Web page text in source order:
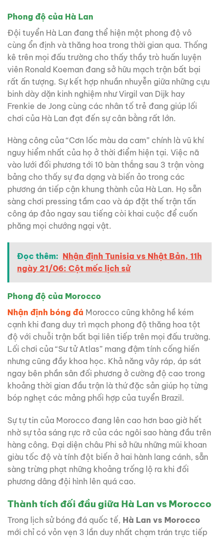
Phong độ của Hà Lan
Đội tuyển Hà Lan đang thể hiện một phong độ vô
cùng ổn định và thăng hoa trong thời gian qua. Thống
kê trên mọi đấu trường cho thấy thầy trò huấn luyện
viên Ronald Koeman đang sở hữu mạch trận bất bại
rất ấn tượng. Sự kết hợp nhuần nhuyễn giữa những cựu
binh dày dặn kinh nghiệm như Virgil van Dijk hay
Frenkie de Jong cùng các nhân tố trẻ đang giúp lối
chơi của Hà Lan đạt đến sự cân bằng rất lớn.
Hàng công của “Cơn lốc màu da cam” chính là vũ khí
nguy hiểm nhất của họ ở thời điểm hiện tại. Việc nã
vào lưới đối phương tới 10 bàn thắng sau 3 trận vòng
bảng cho thấy sự đa dạng và biến ảo trong các
phương án tiếp cận khung thành của Hà Lan. Họ sẵn
sàng chơi pressing tầm cao và áp đặt thế trận tấn
công áp đảo ngay sau tiếng còi khai cuộc để cuốn
phăng mọi chướng ngại vật.
Đọc thêm: Nhận định Tunisia vs Nhật Bản, 11h
ngày 21/06: Cột mốc lịch sử
Phong độ của Morocco
Nhận định bóng đá Morocco cũng không hề kém
cạnh khi đang duy trì mạch phong độ thăng hoa tột
độ với chuỗi trận bất bại liên tiếp trên mọi đấu trường.
Lối chơi của “Sư tử Atlas” mang đậm tính cống hiến
nhưng cũng đầy khoa học. Khả năng vây ráp, áp sát
ngay bên phần sân đối phương ở cường độ cao trong
khoảng thời gian đầu trận là thứ đặc sản giúp họ từng
bóp nghẹt các mảng phối hợp của tuyển Brazil.
Sự tự tin của Morocco đang lên cao hơn bao giờ hết
nhờ sự tỏa sáng rực rỡ của các ngôi sao hàng đầu trên
hàng công. Đại diện châu Phi sở hữu những mũi khoan
giàu tốc độ và tính đột biến ở hai hành lang cánh, sẵn
sàng trừng phạt những khoảng trống lộ ra khi đối
phương dâng đội hình lên quá cao.
Thành tích đối đầu giữa Hà Lan vs Morocco
Trong lịch sử bóng đá quốc tế, Hà Lan vs Morocco
mới chỉ có vỏn vẹn 3 lần duy nhất chạm trán trực tiếp